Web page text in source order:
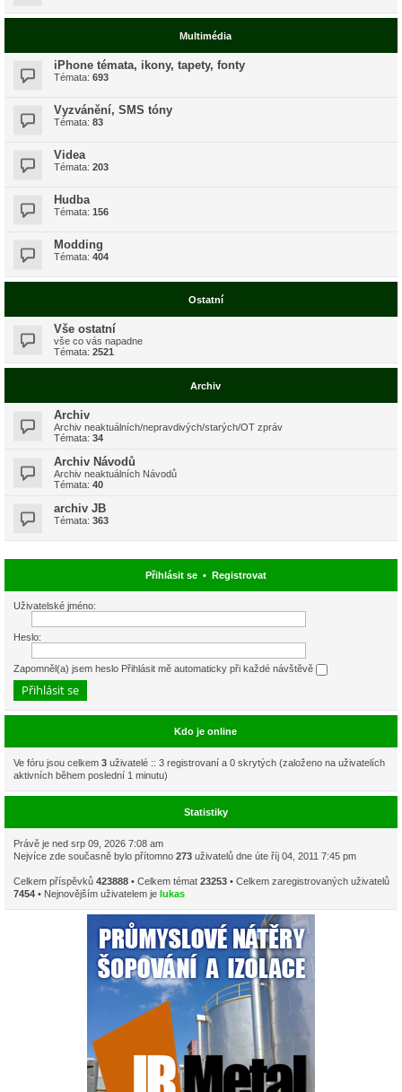
Multimédia
iPhone témata, ikony, tapety, fonty
Témata: 693
Vyzvánění, SMS tóny
Témata: 83
Videa
Témata: 203
Hudba
Témata: 156
Modding
Témata: 404
Ostatní
Vše ostatní
vše co vás napadne
Témata: 2521
Archiv
Archiv
Archiv neaktuálních/nepravdivých/starých/OT zpráv
Témata: 34
Archiv Návodů
Archiv neaktuálních Návodů
Témata: 40
archiv JB
Témata: 363
Přihlásit se• Registrovat
Uživatelské jméno:
Heslo:
Zapomněl(a) jsem heslo Přihlásit mě automaticky při každé návštěvě
Kdo je online
Ve fóru jsou celkem 3 uživatelé :: 3 registrovaní a 0 skrytých (založeno na uživatelích
aktivních během poslední 1 minutu)
Statistiky
Právě je ned srp 09, 2026 7:08 am
Nejvíce zde současně bylo přítomno 273 uživatelů dne úte říj 04, 2011 7:45 pm
Celkem příspěvků 423888 • Celkem témat 23253 • Celkem zaregistrovaných uživatelů
7454 • Nejnovějším uživatelem je lukas